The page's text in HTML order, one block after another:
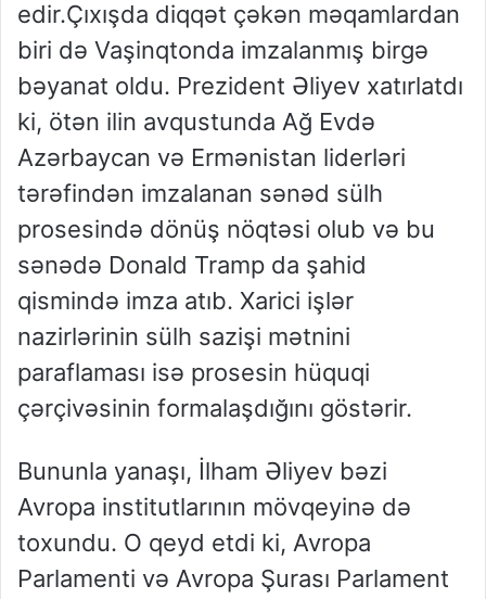
edir.Çıxışda diqqət çəkən məqamlardan
biri də Vaşinqtonda imzalanmış birgə
bəyanat oldu. Prezident Əliyev xatırlatdı
ki, ötən ilin avqustunda Ağ Evdə
Azərbaycan və Ermənistan liderləri
tərəfindən imzalanan sənəd sülh
prosesində dönüş nöqtəsi olub və bu
sənədə Donald Tramp da şahid
qismində imza atıb. Xarici işlər
nazirlərinin sülh sazişi mətnini
paraflaması isə prosesin hüquqi
çərçivəsinin formalaşdığını göstərir.
Bununla yanaşı, İlham Əliyev bəzi
Avropa institutlarının mövqeyinə də
toxundu. O qeyd etdi ki, Avropa
Parlamenti və Avropa Şurası Parlament